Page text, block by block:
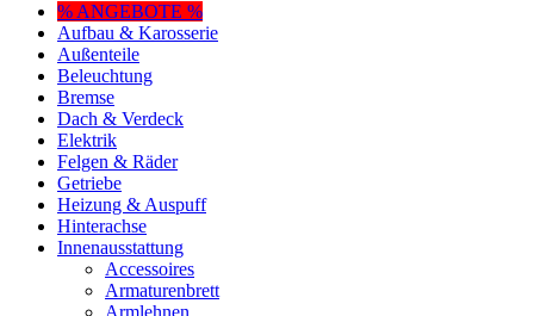
% ANGEBOTE %
Aufbau & Karosserie
Außenteile
Beleuchtung
Bremse
Dach & Verdeck
Elektrik
Felgen & Räder
Getriebe
Heizung & Auspuff
Hinterachse
Innenausstattung
Accessoires
Armaturenbrett
Armlehnen